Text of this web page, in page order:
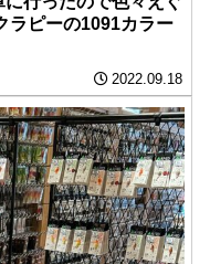
ラピーの1091カラー
2022.09.18